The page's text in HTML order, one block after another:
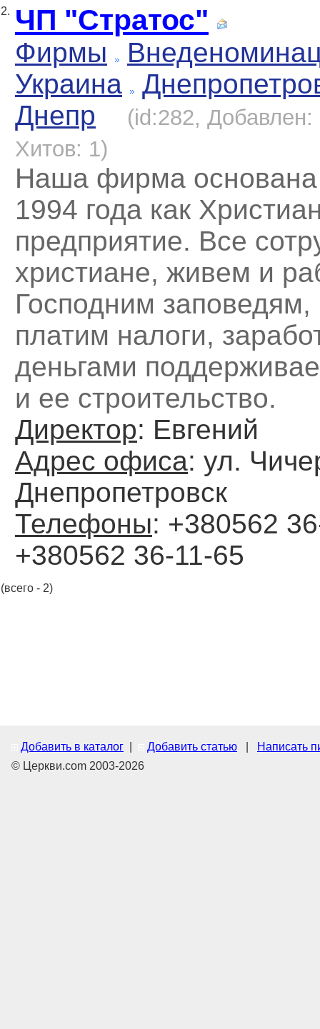
2. ЧП "Стратос"
Фирмы
Украина
Днепр
(id:282, Добавлен:
Хитов: 1)
Наша фирма
1994 года как
предприятие. Все
христиане, живем и
Господним заповедям,
платим налоги,
деньгами
и ее строительство.
Директор: Евгений
Адрес офиса: ул.
Днепропетровск
Телефоны: +380562
+380562 36-11-65
(всего - 2)
Добавить в каталог Добавить статью
Написать
© Церкви.com 2003-2026